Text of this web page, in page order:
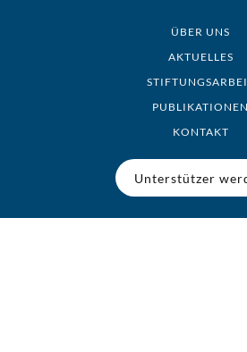
ÜBER UNS
AKTUELLES
PUBLIKATIONEN
KONTAKT
Unterstützer